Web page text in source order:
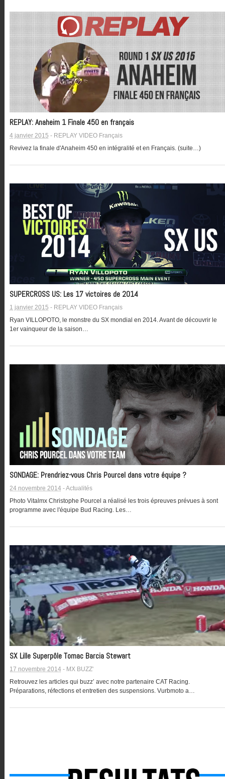
REPLAY: Anaheim 1 Finale 450 en français
4 janvier 2015 - REPLAY VIDEO Français
Revivez la finale d'Anaheim 450 en intégralité et en Français. (suite…)
SUPERCROSS US: Les 17 victoires de 2014
1 janvier 2015 - REPLAY VIDEO Français
Ryan VILLOPOTO, le monstre du SX mondial en 2014. Avant de découvrir le
1er vainqueur de la saison…
SONDAGE: Prendriez-vous Chris Pourcel dans votre équipe ?
24 novembre 2014 -Actualités
Photo Vitalmx Christophe Pourcel a réalisé les trois épreuves prévues à sont
programme avec l'équipe Bud Racing. Les…
SX Lille Superpôle Tomac Barcia Stewart
17 novembre 2014 - MX BUZZ'
Retrouvez les articles qui buzz’ avec notre partenaire CAT Racing.
Préparations, réfections et entretien des suspensions. Vurbmoto a…